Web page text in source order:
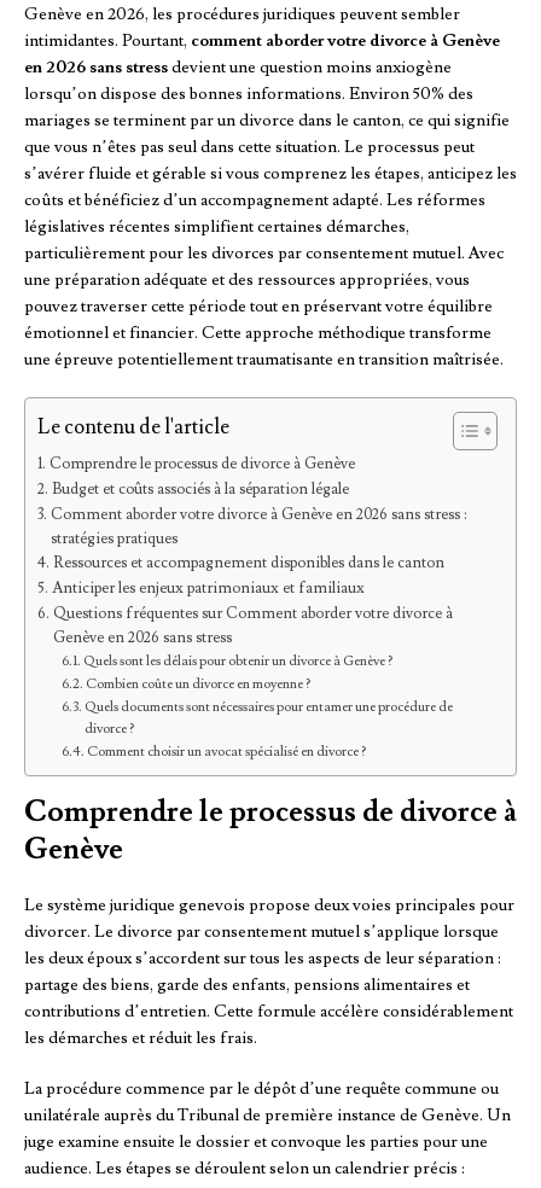
Genève en 2026, les procédures juridiques peuvent sembler
intimidantes. Pourtant, comment aborder votre divorce à Genève
en 2026 sans stressdevient une question moins anxiogène
lorsqu’on dispose des bonnes informations. Environ 50% des
mariages se terminent par un divorce dans le canton, ce qui signifie
que vous n’êtes pas seul dans cette situation. Le processus peut
s’avérer fluide et gérable si vous comprenez les étapes, anticipez les
coûts et bénéficiez d’un accompagnement adapté. Les réformes
législatives récentes simplifient certaines démarches,
particulièrement pour les divorces par consentement mutuel. Avec
une préparation adéquate et des ressources appropriées, vous
pouvez traverser cette période tout en préservant votre équilibre
émotionnel et financier. Cette approche méthodique transforme
une épreuve potentiellement traumatisante en transition maîtrisée.
Le contenu de l'article
Comprendre le processus de divorce à Genève
Budget et coûts associés à la séparation légale
Comment aborder votre divorce à Genève en 2026 sans stress :
stratégies pratiques
Ressources et accompagnement disponibles dans le canton
Anticiper les enjeux patrimoniaux et familiaux
Questions fréquentes sur Comment aborder votre divorce à
Genève en 2026 sans stress
Quels sont les délais pour obtenir un divorce à Genève ?
Combien coûte un divorce en moyenne ?
Quels documents sont nécessaires pour entamer une procédure de
divorce ?
Comment choisir un avocat spécialisé en divorce ?
Comprendre le processus de divorce à
Genève
Le système juridique genevois propose deux voies principales pour
divorcer. Le divorce par consentement mutuel s’applique lorsque
les deux époux s’accordent sur tous les aspects de leur séparation :
partage des biens, garde des enfants, pensions alimentaires et
contributions d’entretien. Cette formule accélère considérablement
les démarches et réduit les frais.
La procédure commence par le dépôt d’une requête commune ou
unilatérale auprès du Tribunal de première instance de Genève. Un
juge examine ensuite le dossier et convoque les parties pour une
audience. Les étapes se déroulent selon un calendrier précis :